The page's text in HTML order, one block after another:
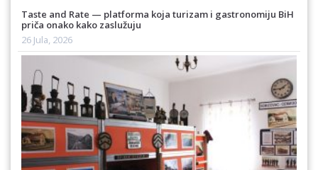
Taste and Rate — platforma koja turizam i gastronomiju BiH
priča onako kako zaslužuju
26 Jula, 2026